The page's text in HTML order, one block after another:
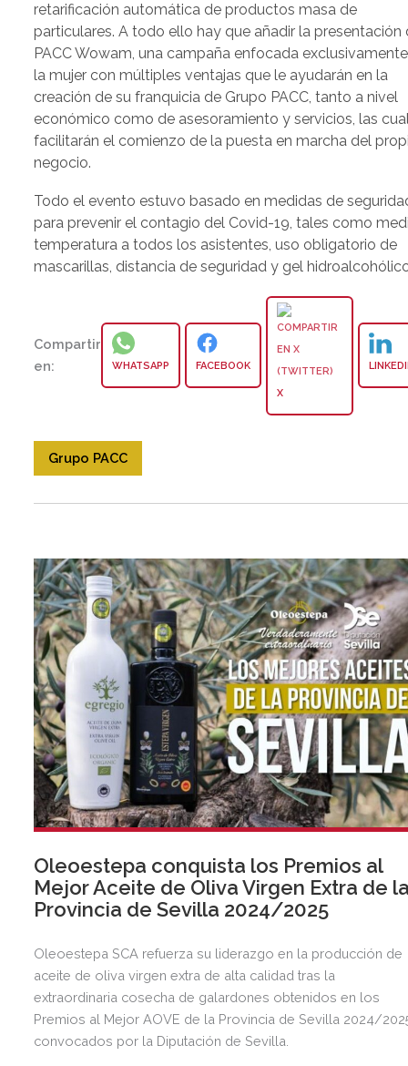
retarificación automática de productos masa de
particulares. A todo ello hay que añadir la presentación
PACC Wowam, una campaña enfocada
la mujer con múltiples ventajas que le ayudarán en la
creación de su franquicia de Grupo PACC, tanto a nivel
económico como de asesoramiento y servicios, las
facilitarán el comienzo de la puesta en marcha del
negocio.
Todo el evento estuvo basado en medidas de
para prevenir el contagio del Covid-19, tales como
temperatura a todos los asistentes, uso obligatorio de
mascarillas, distancia de seguridad y gel
Compartir
en:
WHATSAPP FACEBOOK
X
Grupo PACC
Oleoestepa conquista los Premios al
Mejor Aceite de Oliva Virgen Extra de
Provincia de Sevilla 2024/2025
Oleoestepa SCA refuerza su liderazgo en la producción de
aceite de oliva virgen extra de alta calidad tras la
extraordinaria cosecha de galardones obtenidos en los
Premios al Mejor AOVE de la Provincia de Sevilla 2024/
convocados por la Diputación de Sevilla.